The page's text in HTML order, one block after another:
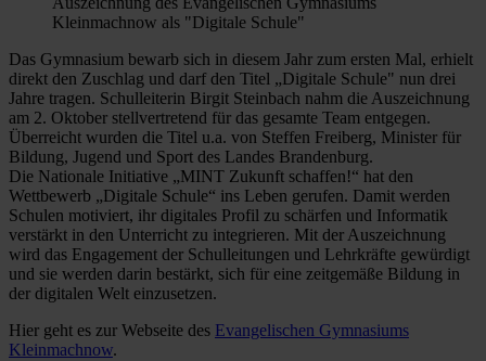
Kleinmachnow als "Digitale Schule"
Das Gymnasium bewarb sich in diesem Jahr zum ersten Mal, erhielt
direkt den Zuschlag und darf den Titel „Digitale Schule" nun drei
Jahre tragen. Schulleiterin Birgit Steinbach nahm die Auszeichnung
am 2. Oktober stellvertretend für das gesamte Team entgegen.
Überreicht wurden die Titel u.a. von Steffen Freiberg, Minister für
Bildung, Jugend und Sport des Landes Brandenburg.
Die Nationale Initiative „MINT Zukunft schaffen!“ hat den
Wettbewerb „Digitale Schule“ ins Leben gerufen. Damit werden
Schulen motiviert, ihr digitales Profil zu schärfen und Informatik
verstärkt in den Unterricht zu integrieren. Mit der Auszeichnung
wird das Engagement der Schulleitungen und Lehrkräfte gewürdigt
und sie werden darin bestärkt, sich für eine zeitgemäße Bildung in
der digitalen Welt einzusetzen.
Hier geht es zur Webseite des Evangelischen Gymnasiums
Kleinmachnow.